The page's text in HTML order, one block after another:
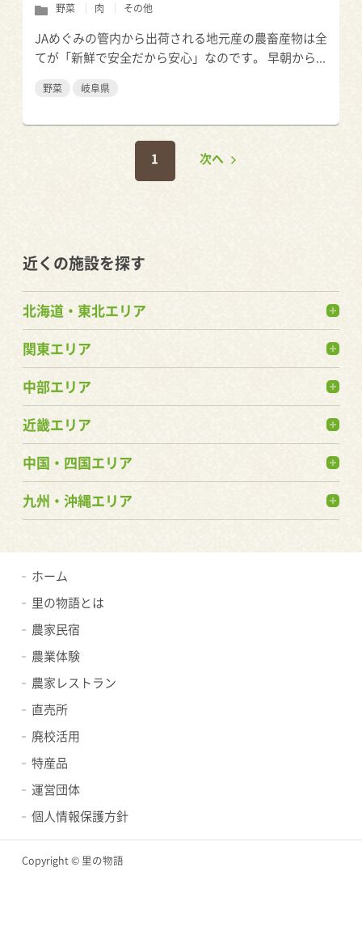
野菜 肉 その他
JAめぐみの管内から出荷される地元産の農畜産物は全
てが「新鮮で安全だから安心」なのです。 早朝から...
野菜 岐阜県
1 次へ
近くの施設を探す
北海道・東北エリア
関東エリア
中部エリア
近畿エリア
中国・四国エリア
九州・沖縄エリア
ホーム
里の物語とは
農家民宿
農業体験
農家レストラン
直売所
廃校活用
特産品
運営団体
個人情報保護方針
Copyright © 里の物語